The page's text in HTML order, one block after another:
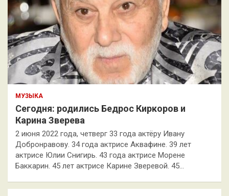
МУЗЫКА
Сегодня: родились Бедрос Киркоров и
Карина Зверева
2 июня 2022 года, четверг 33 года актёру Ивану
Добронравову. 34 года актрисе Аквафине. 39 лет
актрисе Юлии Снигирь. 43 года актрисе Морене
Баккарин. 45 лет актрисе Карине Зверевой. 45…